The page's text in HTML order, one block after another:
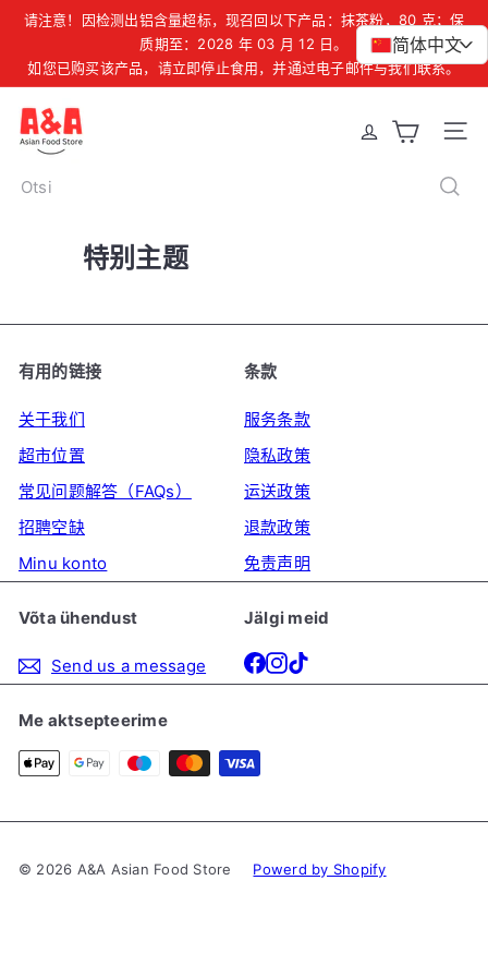
Liigu
juurde
暂
停
幻
灯
请注意！因检测出铝含量超标，现召回以下产品：抹茶粉，80 克；保
质期至：2028 年 03 月 12 日。
如您已购买该产品，请立即停止食用，并通过电子邮件与我们联系。
爱沙尼亚、拉脱维亚和立陶宛地区订单满 39 欧元免运费
A
&
A
o
o
S
t
o
r
e
Site
Otsi
特别主题
有用的链接
关于我们
超市位置
常见问题解答（FAQs）
招聘空缺
Minu konto
条款
服务条款
隐私政策
运送政策
退款政策
免责声明
Võta ühendust
Send us a message
Jälgi meid
Facebook
Instagram
Me aktsepteerime
© 2026 A&A Asian Food Store Powerd by Shopify
简体中文>